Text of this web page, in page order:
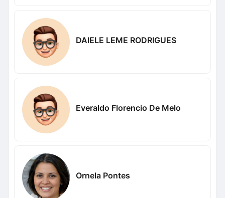
DAIELE LEME RODRIGUES
Everaldo Florencio De Melo
Ornela Pontes